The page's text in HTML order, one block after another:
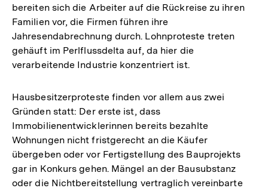
bereiten sich die Arbeiter auf die Rückreise zu ihren
Familien vor, die Firmen führen ihre
Jahresendabrechnung durch. Lohnproteste treten
gehäuft im Perlflussdelta auf, da hier die
verarbeitende Industrie konzentriert ist.
Hausbesitzerproteste finden vor allem aus zwei
Gründen statt: Der erste ist, dass
Immobilienentwicklerinnen bereits bezahlte
Wohnungen nicht fristgerecht an die Käufer
übergeben oder vor Fertigstellung des Bauprojekts
gar in Konkurs gehen. Mängel an der Bausubstanz
oder die Nichtbereitstellung vertraglich vereinbarte